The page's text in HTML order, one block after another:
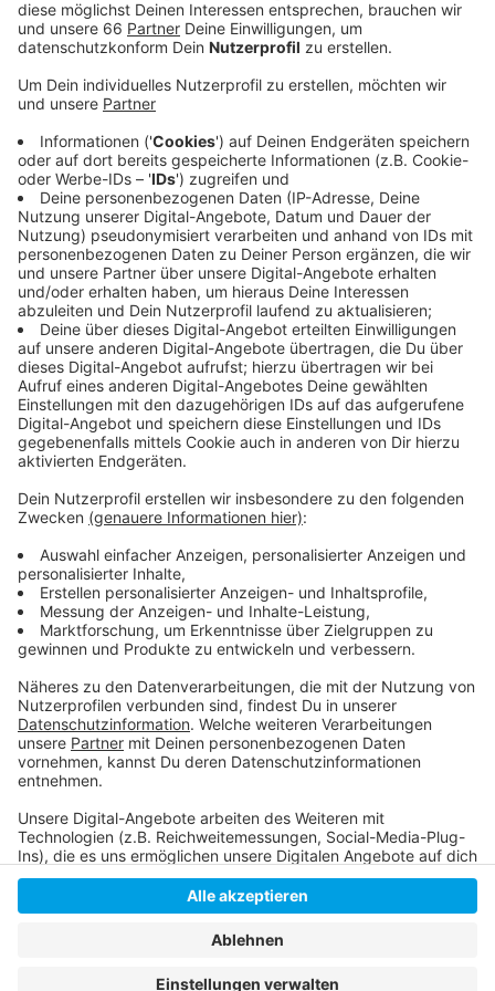
Anzeige
Angaben, wegen der Energiekrise darauf verzichtet.
Weil aufgrund der Klimakrise dennoch weiterhin
Energie gespart werden soll, leuchtet der Tannenbaum
kürzer. Nämlich ab dem 1. Dezember von 18 Uhr bis
Mitternacht.
Anzeige
Weitere Infos und Links zum Thema
Anzeige
Das Wirtschaftsministerium in Düsseldorf
geöffnet
Alle Infos zur Weihnachtszeit in Düsseldorf
Anzeige
Anzeige